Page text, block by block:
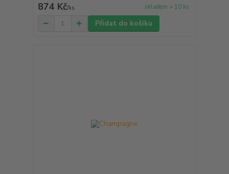
874 Kč/ks skladem > 10 ks
Přidat do košíku